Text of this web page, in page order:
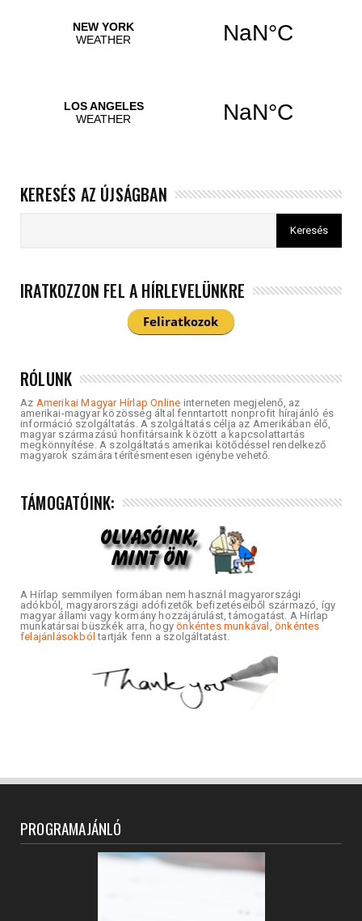
KERESÉS AZ ÚJSÁGBAN
IRATKOZZON FEL A HÍRLEVELÜNKRE
RÓLUNK
Az Amerikai Magyar Hírlap Online interneten megjelenő, az
amerikai-magyar közösség által fenntartott nonprofit hírajánló és
információ szolgáltatás. A szolgáltatás célja az Amerikában élő,
magyar származású honfitársaink között a kapcsolattartás
megkönnyítése. A szolgáltatás amerikai kötődéssel rendelkező
magyarok számára térítésmentesen igénybe vehető.
TÁMOGATÓINK:
A Hírlap semmilyen formában nem használ magyarországi
adókból, magyarországi adófizetők befizetéseiből származó, így
magyar állami vagy kormány hozzájárulást, támogatást. A Hírlap
munkatársai büszkék arra, hogyönkéntes munkával, önkéntes
felajánlásokból tartják fenn a szolgáltatást.
PROGRAMAJÁNLÓ